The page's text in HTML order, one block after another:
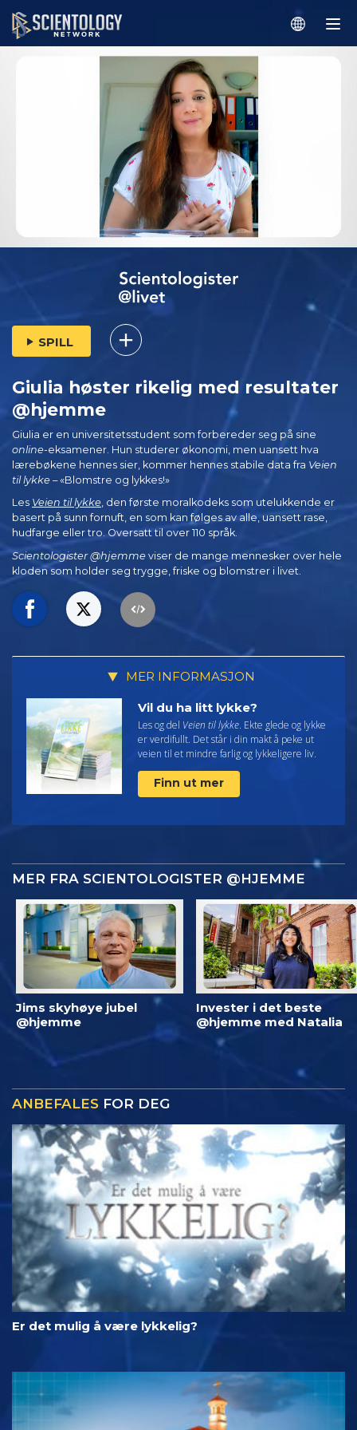
SPILL
Giulia høster rikelig med resultater
@hjemme
Giulia er en universitetsstudent som forbereder seg på sine
online-eksamener. Hun studerer økonomi, men uansett hva
lærebøkene hennes sier, kommer hennes stabile data fra Veien
til lykke – «Blomstre og lykkes!»
Les Veien til lykke, den første moralkodeks som utelukkende er
basert på sunn fornuft, en som kan følges av alle, uansett rase,
hudfarge eller tro. Oversatt til over 110 språk.
Scientologister @hjemme viser de mange mennesker over hele
kloden som holder seg trygge, friske og blomstrer i livet.
MER INFORMASJON
Vil du ha litt lykke?
Les og del Veien til lykke. Ekte glede og lykke
er verdifullt. Det står i din makt å peke ut
veien til et mindre farlig og lykkeligere liv.
Finn ut mer
MER FRA SCIENTOLOGISTER @HJEMME
Jims skyhøye jubel
@hjemme
Invester i det beste
@hjemme med Natalia
ANBEFALES FOR DEG
Er det mulig å være lykkelig?